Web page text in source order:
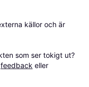
källor och är
som ser tokigt ut?
feedback eller